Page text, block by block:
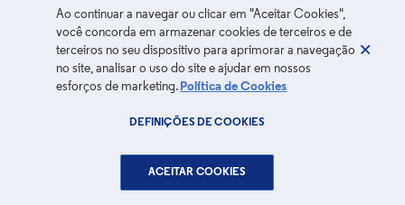
Ao continuar a navegar ou clicar em "Aceitar Cookies",
você concorda em armazenar cookies de terceiros e de
terceiros no seu dispositivo para aprimorar a navegação
no site, analisar o uso do site e ajudar em nossos
esforços de marketing. Política de Cookies
DEFINIÇÕES DE COOKIES
ACEITAR COOKIES